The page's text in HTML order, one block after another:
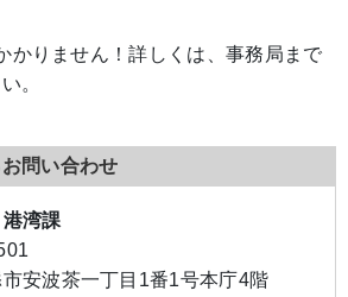
かりません！詳しくは、事務局まで
。
問い合わせ
湾課
安波茶一丁目1番1号本庁4階